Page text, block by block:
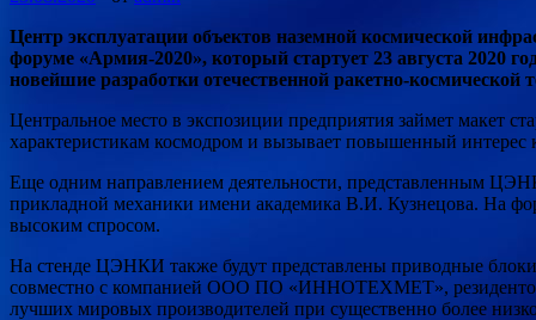
Центр эксплуатации объектов наземной космической
форуме «Армия-2020», который стартует 23 августа 2020
новейшие разработки отечественной ракетно-космической
Центральное место в экспозиции предприятия займет макет
характеристикам космодром и вызывает повышенный интерес
Еще одним направлением деятельности, представленным
прикладной механики имени академика В.И. Кузнецова. На
высоким спросом.
На стенде ЦЭНКИ также будут представлены приводные
совместно с компанией ООО ПО «ИННОТЕХМЕТ», резидентом
лучших мировых производителей при существенно более